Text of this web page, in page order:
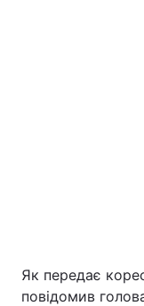
Як передає
повідомив